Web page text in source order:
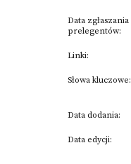
Data zgłaszania
prelegentów:
Linki:
Słowa kluczowe:
Data dodania:
Data edycji: